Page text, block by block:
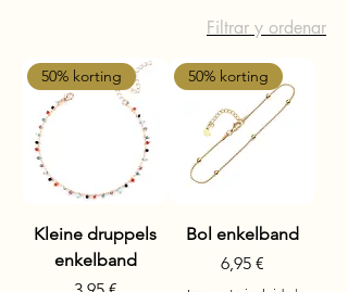
Filtrar y ordenar
50% korting
Kleine druppels
enkelband
50% korting
Bol enkelband
Precio
6,95 €